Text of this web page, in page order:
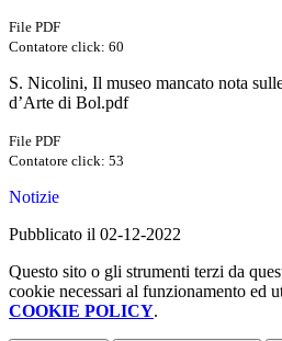
File PDF
Contatore click: 60
S. Nicolini, Il museo mancato nota
d’Arte di Bol.pdf
File PDF
Contatore click: 53
Notizie
Pubblicato il 02-12-2022
Questo sito o gli strumenti terzi da
cookie necessari al funzionamento ed
COOKIE POLICY.